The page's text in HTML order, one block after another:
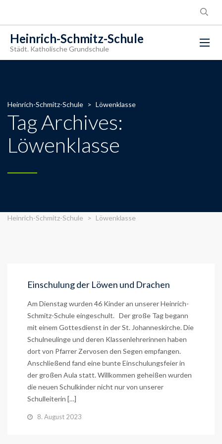
Heinrich-Schmitz-Schule
Städt. Katholische Grundschule
Heinrich-Schmitz-Schule > Löwenklasse
Tag Archives:
Löwenklasse
Heinrich-Schmitz-Schule > Löwenklasse
Einschulung der Löwen und Drachen
Am Dienstag wurden 46 Kinder an unserer Heinrich-
Schmitz-Schule eingeschult. Der große Tag begann
mit einem Gottesdienst in der St. Johanneskirche. Die
Schulneulinge und deren Klassenlehrerinnen haben
dort von Pfarrer Zervosen den Segen empfangen.
Anschließend fand eine bunte Einschulungsfeier in
der großen Aula statt. Willkommen geheißen wurden
die neuen Schulkinder nicht nur von unserer
Schulleiterin […]
8. August 2023